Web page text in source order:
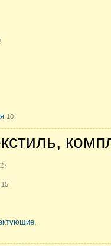
10
27
15